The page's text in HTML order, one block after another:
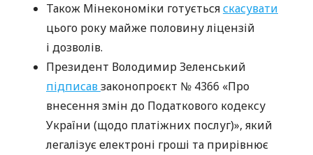
Також Мінекономіки готуєтьсяскасувати
цього року майже половину ліцензій
і дозволів.
Президент Володимир Зеленський
підписавзаконопроєкт № 4366 «Про
внесення змін до Податкового кодексу
України (щодо платіжних послуг)», який
легалізує електроні гроші та прирівнює